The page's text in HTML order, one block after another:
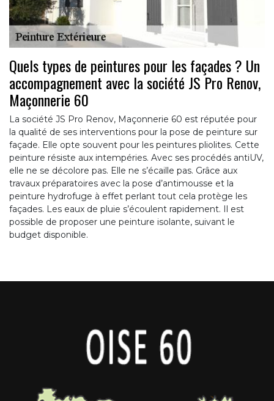
Quels types de peintures pour les façades ? Un
accompagnement avec la société JS Pro Renov,
Maçonnerie 60
La société JS Pro Renov, Maçonnerie 60 est réputée pour
la qualité de ses interventions pour la pose de peinture sur
façade. Elle opte souvent pour les peintures pliolites. Cette
peinture résiste aux intempéries. Avec ses procédés antiUV,
elle ne se décolore pas. Elle ne s’écaille pas. Grâce aux
travaux préparatoires avec la pose d’antimousse et la
peinture hydrofuge à effet perlant tout cela protège les
façades. Les eaux de pluie s’écoulent rapidement. Il est
possible de proposer une peinture isolante, suivant le
budget disponible.